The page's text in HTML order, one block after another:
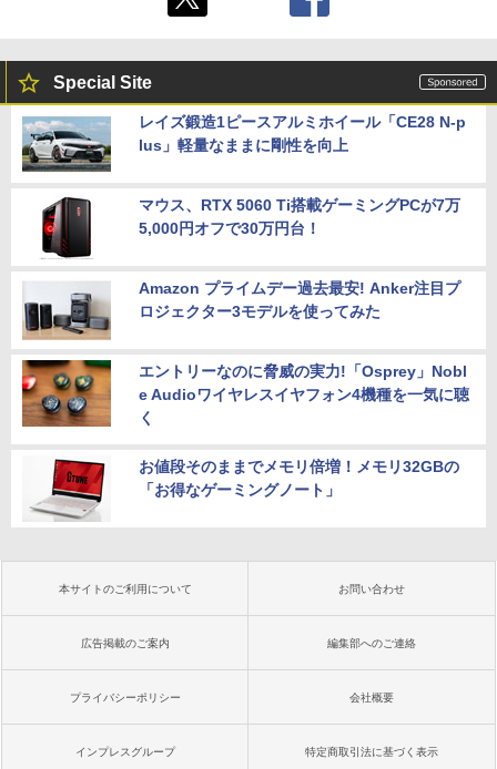
Special Site
レイズ鍛造1ピースアルミホイール「CE28 N-p
lus」軽量なままに剛性を向上
マウス、RTX 5060 Ti搭載ゲーミングPCが7万
5,000円オフで30万円台！
Amazon プライムデー過去最安! Anker注目プ
ロジェクター3モデルを使ってみた
エントリーなのに脅威の実力!「Osprey」Nobl
e Audioワイヤレスイヤフォン4機種を一気に聴
く
お値段そのままでメモリ倍増！メモリ32GBの
「お得なゲーミングノート」
本サイトのご利用について お問い合わせ
広告掲載のご案内 編集部へのご連絡
プライバシーポリシー 会社概要
インプレスグループ 特定商取引法に基づく表示